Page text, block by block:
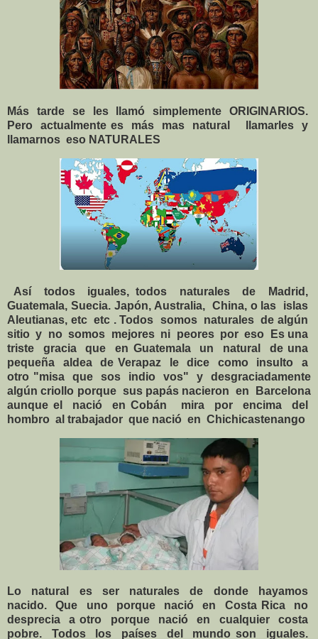
Más tarde se les llamó simplemente ORIGINARIOS.
Pero actualmente es más mas natural llamarles y
llamarnos eso NATURALES
Así todos iguales, todos naturales de Madrid,
Guatemala, Suecia. Japón, Australia, China, o las islas
Aleutianas, etc etc . Todos somos naturales de algún
sitio y no somos mejores ni peores por eso Es una
triste gracia que en Guatemala un natural de una
pequeña aldea de Verapaz le dice como insulto a
otro "misa que sos indio vos" y desgraciadamente
algún criollo porque sus papás nacieron en Barcelona
aunque el nació en Cobán mira por encima del
hombro al trabajador que nació en Chichicastenango
Lo natural es ser naturales de donde hayamos
nacido. Que uno porque nació en Costa Rica no
desprecia a otro porque nació en cualquier costa
pobre. Todos los países del mundo son iguales.